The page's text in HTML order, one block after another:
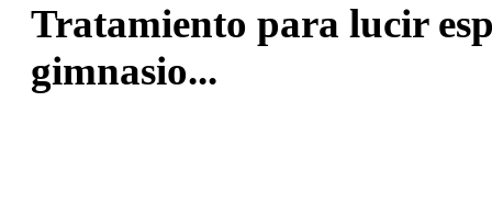
Tratamiento para lucir
gimnasio...